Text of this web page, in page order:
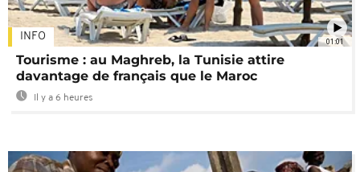
01:01
INFO
Tourisme : au Maghreb, la Tunisie attire
davantage de français que le Maroc
Il y a 6 heures